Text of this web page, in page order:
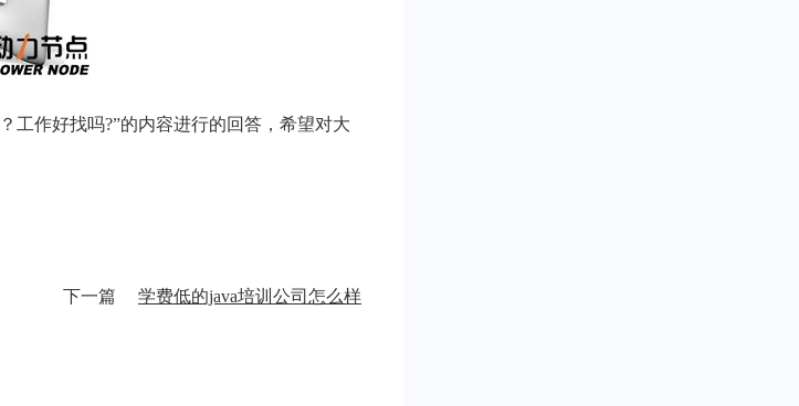
？工作好找吗?”的内容进行的回答，希望对大
下一篇 学费低的java培训公司怎么样